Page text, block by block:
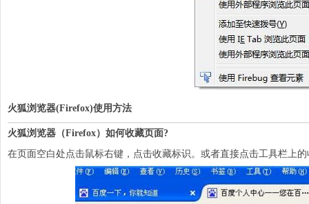
火狐浏览器(Firefox)使用方法
火狐浏览器（Firefox）如何收藏页面?
在页面空白处点击鼠标右键，点击收藏标识。或者直接点击工具栏上